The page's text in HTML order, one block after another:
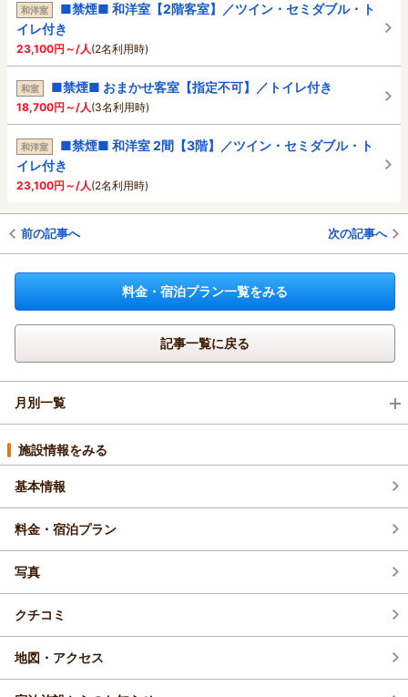
和洋室
■禁煙■ 和洋室【2階客室】／ツイン・セミダブル・ト
イレ付き
23,100円～/人(2名利用時)
和室 ■禁煙■ おまかせ客室【指定不可】／トイレ付き
18,700円～/人(3名利用時)
和洋室
■禁煙■ 和洋室 2間【3階】／ツイン・セミダブル・ト
イレ付き
23,100円～/人(2名利用時)
前の記事へ 次の記事へ
料金・宿泊プラン一覧をみる
記事一覧に戻る
月別一覧
2026年8月(3)
2026年7月(16)
2026年6月(14)
2026年5月(14)
2026年4月(15)
施設情報をみる
基本情報
料金・宿泊プラン
写真
クチコミ
地図・アクセス